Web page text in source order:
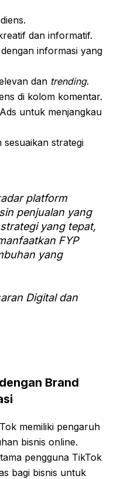
dan informatif.
informasi yang
dan trending.
di kolom komentar.
untuk menjangkau
sesuaikan strategi
platform
penjualan yang
yang tepat,
FYP
yang
Digital dan
Brand
memiliki pengaruh
bisnis online.
pengguna TikTok
bagi bisnis untuk